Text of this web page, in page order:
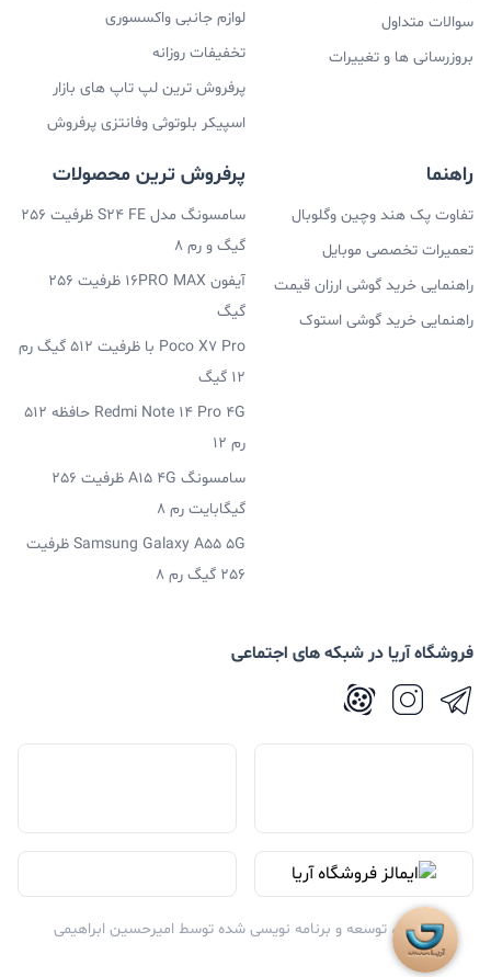
سوالات متداول
بروزرسانی ها و تغییرات
لوازم جانبی واکسسوری
تخفیفات روزانه
پرفروش ترین لپ تاپ های بازار
اسپیکر بلوتوثی وفانتزی پرفروش
راهنما
تفاوت پک هند وچین وگلوبال
تعمیرات تخصصی موبایل
راهنمایی خرید گوشی ارزان قیمت
راهنمایی خرید گوشی استوک
پرفروش ترین محصولات
سامسونگ مدل S24 FE ظرفیت 256
گیگ و رم 8
آیفون 16PRO MAX ظرفیت 256
گیگ
Poco X7 Pro با ظرفیت 512 گیگ رم
12 گیگ
Redmi Note 14 Pro 4G حافظه 512
رم 12
سامسونگ A15 4G ظرفیت 256
گیگابایت رم 8
Samsung Galaxy A55 5G ظرفیت
256 گیگ رم 8
فروشگاه آریا در شبکه های اجتماعی
طراحی ، توسعه و برنامه نویسی شده توسط امیرحسین ابراهیمی